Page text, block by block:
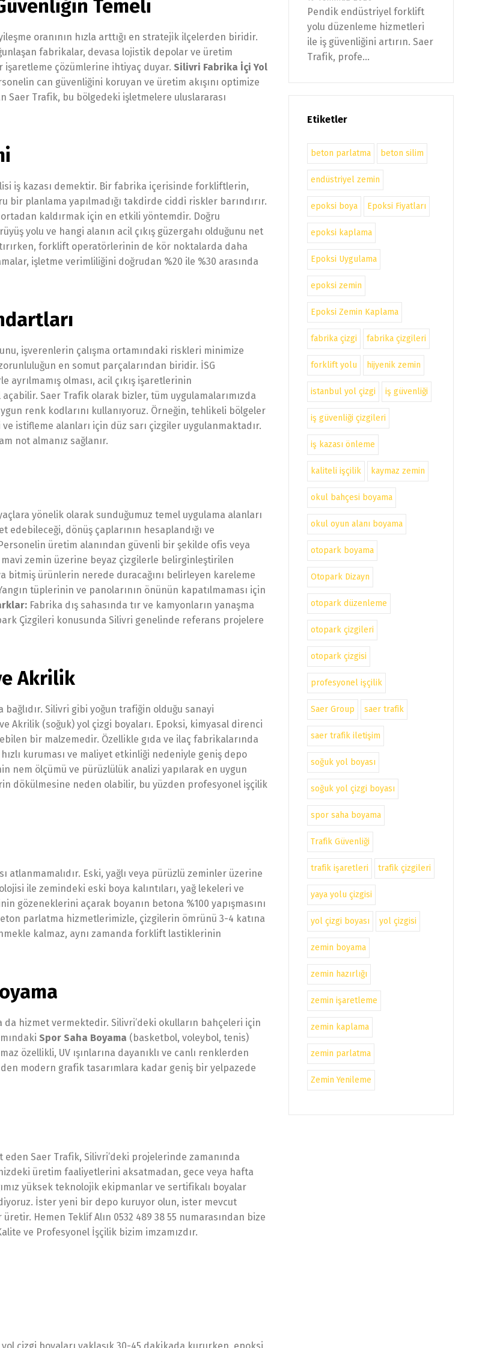
Temeli
oranının hızla arttığı en stratejik ilçelerden biridir.
fabrikalar, devasa lojistik depolar ve üretim
çözümlerine ihtiyaç duyar. Silivri Fabrika İçi Yol
can güvenliğini koruyan ve üretim akışını optimize
Trafik, bu bölgedeki işletmelere uluslararası
iş kazası demektir. Bir fabrika içerisinde forkliftlerin,
bir planlama yapılmadığı takdirde ciddi riskler barındırır.
kaldırmak için en etkili yöntemdir. Doğru
yolu ve hangi alanın acil çıkış güzergahı olduğunu net
forklift operatörlerinin de kör noktalarda daha
işletme verimliliğini doğrudan %20 ile %30 arasında
işverenlerin çalışma ortamındaki riskleri minimize
en somut parçalarından biridir. İSG
olması, acil çıkış işaretlerinin
Saer Trafik olarak bizler, tüm uygulamalarımızda
renk kodlarını kullanıyoruz. Örneğin, tehlikeli bölgeler
istifleme alanları için düz sarı çizgiler uygulanmaktadır.
not almanız sağlanır.
yönelik olarak sunduğumuz temel uygulama alanları
edebileceği, dönüş çaplarının hesaplandığı ve
Personelin üretim alanından güvenli bir şekilde ofis veya
zemin üzerine beyaz çizgilerle belirginleştirilen
bitmiş ürünlerin nerede duracağını belirleyen kareleme
tüplerinin ve panolarının önünün kapatılmaması için
Fabrika dış sahasında tır ve kamyonların yanaşma
Çizgileri konusunda Silivri genelinde referans projelere
Akrilik
Silivri gibi yoğun trafiğin olduğu sanayi
Akrilik (soğuk) yol çizgi boyaları. Epoksi, kimyasal direnci
bir malzemedir. Özellikle gıda ve ilaç fabrikalarında
kuruması ve maliyet etkinliği nedeniyle geniş depo
nem ölçümü ve pürüzlülük analizi yapılarak en uygun
dökülmesine neden olabilir, bu yüzden profesyonel işçilik
atlanmamalıdır. Eski, yağlı veya pürüzlü zeminler üzerine
ile zemindeki eski boya kalıntıları, yağ lekeleri ve
gözeneklerini açarak boyanın betona %100 yapışmasını
parlatma hizmetlerimizle, çizgilerin ömrünü 3-4 katına
kalmaz, aynı zamanda forklift lastiklerinin
hizmet vermektedir. Silivri’deki okulların bahçeleri için
Spor Saha Boyama (basketbol, voleybol, tenis)
özellikli, UV ışınlarına dayanıklı ve canlı renklerden
modern grafik tasarımlara kadar geniş bir yelpazede
Saer Trafik, Silivri’deki projelerinde zamanında
üretim faaliyetlerini aksatmadan, gece veya hafta
yüksek teknolojik ekipmanlar ve sertifikalı boyalar
İster yeni bir depo kuruyor olun, ister mevcut
Hemen Teklif Alın 0532 489 38 55 numarasından bize
ve Profesyonel İşçilik bizim imzamızdır.
Pendik endüstriyel forklift
yolu düzenleme hizmetleri
ile iş güvenliğini artırın. Saer
Trafik, profe...
Etiketler
beton parlatma beton silim
endüstriyel zemin
epoksi boya Epoksi Fiyatları
epoksi kaplama
Epoksi Uygulama
epoksi zemin
Epoksi Zemin Kaplama
fabrika çizgi fabrika çizgileri
forklift yolu hijyenik zemin
istanbul yol çizgi iş güvenliği
iş güvenliği çizgileri
iş kazası önleme
kaliteli işçilik kaymaz zemin
okul bahçesi boyama
okul oyun alanı boyama
otopark boyama
Otopark Dizayn
otopark düzenleme
otopark çizgileri
otopark çizgisi
profesyonel işçilik
Saer Group saer trafik
saer trafik iletişim
soğuk yol boyası
soğuk yol çizgi boyası
spor saha boyama
Trafik Güvenliği
trafik işaretleri trafik çizgileri
yaya yolu çizgisi
yol çizgi boyası yol çizgisi
zemin boyama
zemin hazırlığı
zemin işaretleme
zemin kaplama
zemin parlatma
Zemin Yenileme